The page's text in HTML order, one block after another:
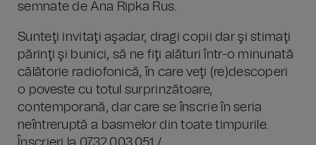
semnate de Ana Ripka Rus.
Sunteţi invitaţi aşadar, dragi copii dar şi stimaţi
părinţi şi bunici, să ne fiţi alături într-o minunată
călătorie radiofonică, în care veţi (re)descoperi
o poveste cu totul surprinzătoare,
contemporană, dar care se înscrie în seria
neîntreruptă a basmelor din toate timpurile.